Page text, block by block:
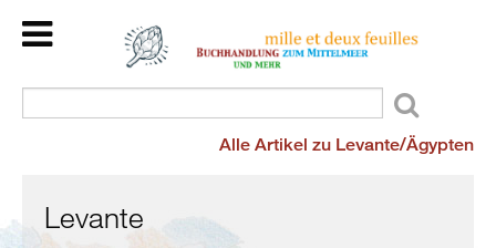
Home
Länder
Back
und
Wir
lesen
Alle Artikel zu Levante/Ägypten
Levante